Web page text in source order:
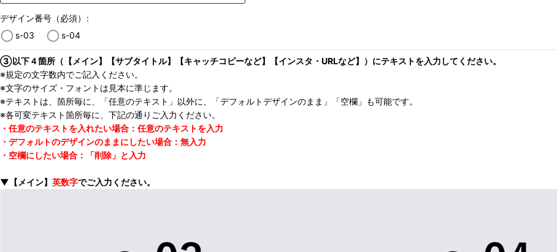
デザイン番号（必須）
:
s-03
s-04
③以下４箇所（【メイン】【サブタイトル】【キャッチコピーなど】【インスタ・URLなど】）にテキストを入力してください。
※規定の文字数内でご記入ください。
※文字のサイズ・フォントは見本に準じます。
※テキストは、箇所毎に、「任意のテキスト」以外に、「デフォルトデザインのまま」「空欄」も可能です。
※各可変テキスト箇所毎に、下記の通りご入力ください。
・任意のテキストを入れたい場合：任意のテキストを入力
・デフォルトのデザインのままにしたい場合：無入力
・空欄にしたい場合：「削除」と入力
▼【メイン】 英数字でご入力ください。